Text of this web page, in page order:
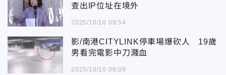
查出IP位址在境外
2025/10/10 09:54
影/南港CITYLINK停車場爆砍人 19歲
男看完電影中刀濺血
2025/10/10 08:09